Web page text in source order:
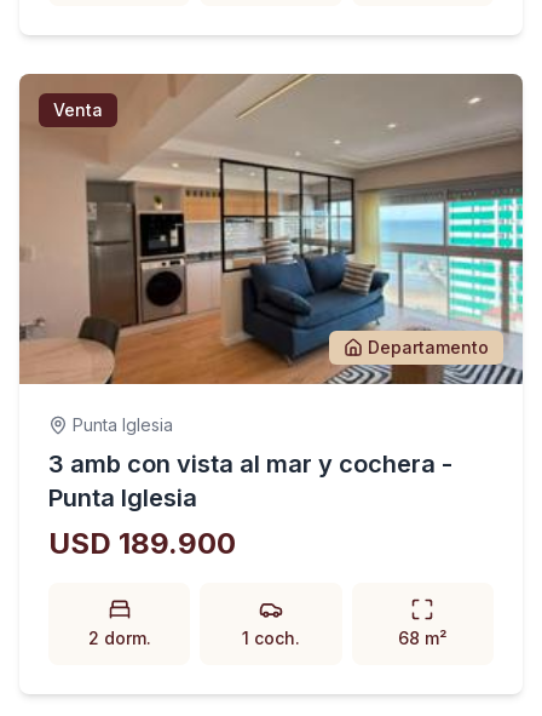
Venta
Departamento
Punta Iglesia
3 amb con vista al mar y cochera -
Punta Iglesia
USD 189.900
2 dorm. 1 coch. 68 m²